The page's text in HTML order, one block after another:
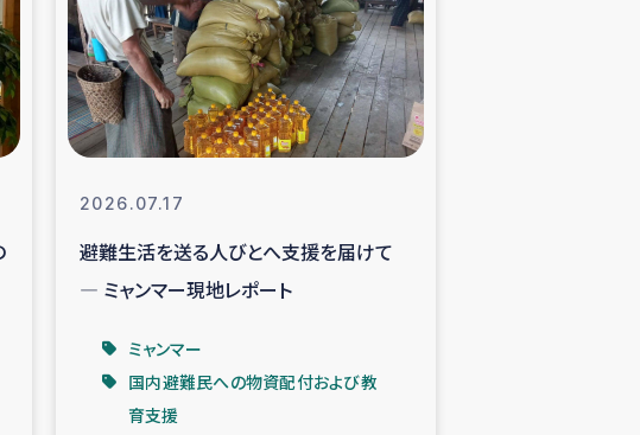
漁業復興支援
経済自立支援事業
災者への食料支援と農家生産支援
での公園の緑化を通じた支援事業
フェアトレード事業
2026.07.17
避難生活を送る人びとへ支援を届けて
― ミャンマー現地レポート
ミャンマー
国内避難民への物資配付および教
育支援